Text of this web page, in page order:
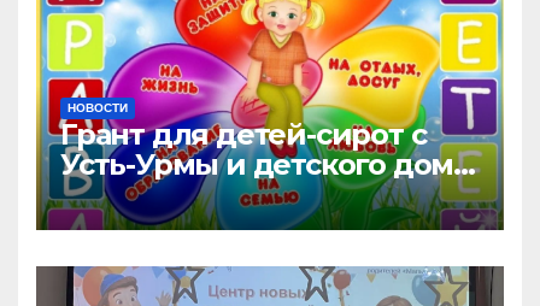
НОВОСТИ
Грант для детей-сирот с
Усть-Урмы и детского дома
“Малышок”